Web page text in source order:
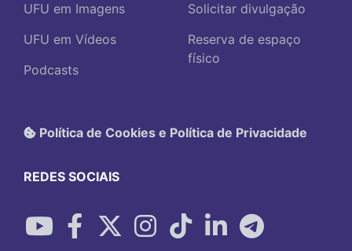
UFU em Imagens
UFU em Vídeos
Podcasts
Solicitar divulgação
Reserva de espaço
físico
Política de Cookies e Política de Privacidade
REDES SOCIAIS